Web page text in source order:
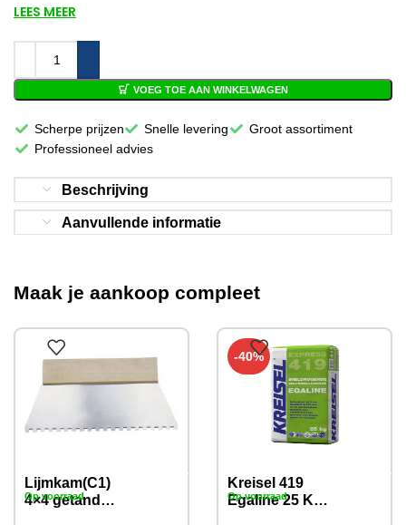
LEES MEER
VOEG TOE AAN WINKELWAGEN
Scherpe prijzen Snelle levering
Groot assortiment
Professioneel advies
Beschrijving
Aanvullende informatie
Maak je aankoop compleet
Lijmkam(C1)
4×4 getand
Op voorraad
-40%
Kreisel 419
Egaline 25 KG
Op voorraad